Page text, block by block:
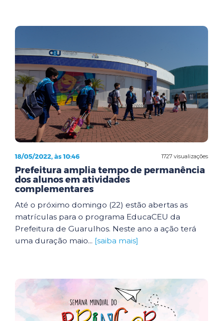
1727 visualizações
18/05/2022, às 10:46
Prefeitura amplia tempo de permanência
dos alunos em atividades
complementares
Até o próximo domingo (22) estão abertas as
matrículas para o programa EducaCEU da
Prefeitura de Guarulhos. Neste ano a ação terá
uma duração maio... [saiba mais]